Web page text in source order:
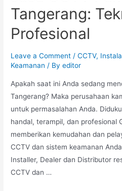
Tangerang:
Profesional
Leave a Comment /CCTV,
Keamanan / Byeditor
Apakah saat ini Anda sedang
Tangerang? Maka perusahaan
untuk permasalahan Anda.
handal, terampil, dan profesional
memberikan kemudahan dan
CCTV dan sistem keamanan
Installer, Dealer dan Distributor
CCTV dan …